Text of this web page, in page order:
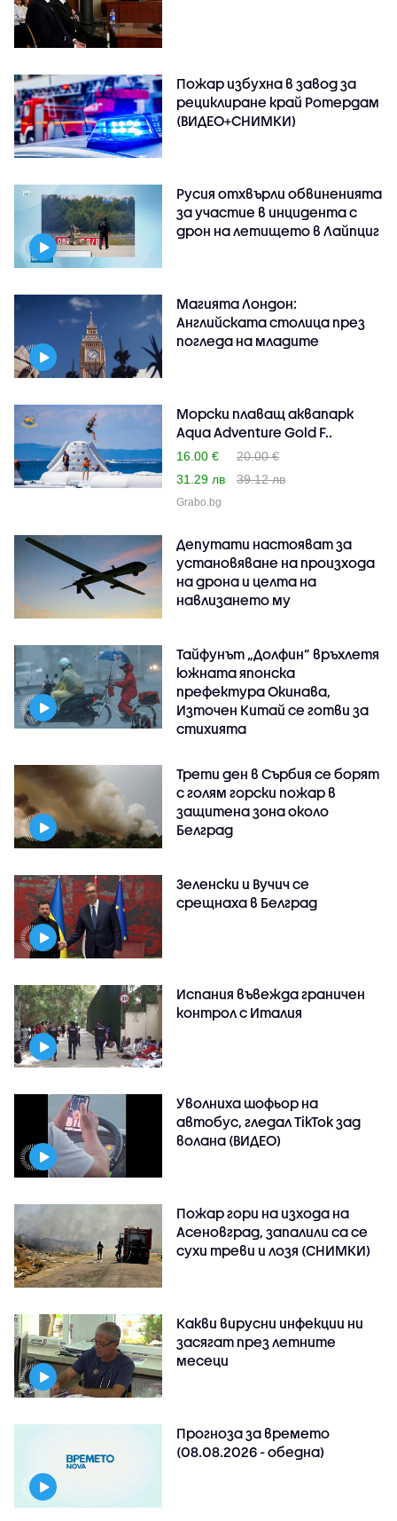
Пожар избухна в завод за
рециклиране край Ротердам
(ВИДЕО+СНИМКИ)
Русия отхвърли обвиненията
за участие в инцидента с
дрон на летището в Лайпциг
Магията Лондон:
Английската столица през
погледа на младите
Морски плаващ аквапарк
Aqua Adventure Gold F..
16.00 €
20.00 €
31.29 лв
39.12 лв
Grabo.bg
Депутати настояват за
установяване на произхода
на дрона и целта на
навлизането му
Тайфунът „Долфин” връхлетя
южната японска
префектура Окинава,
Източен Китай се готви за
стихията
Трети ден в Сърбия се борят
с голям горски пожар в
защитена зона около
Белград
Зеленски и Вучич се
срещнаха в Белград
Испания въвежда граничен
контрол с Италия
Уволниха шофьор на
автобус, гледал TikTok зад
волана (ВИДЕО)
Пожар гори на изхода на
Асеновград, запалили са се
сухи треви и лозя (СНИМКИ)
Какви вирусни инфекции ни
засягат през летните
месеци
Прогноза за времето
(08.08.2026 - обедна)